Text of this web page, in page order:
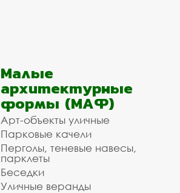
Малые
архитектурные
формы (МАФ)
Арт-объекты уличные
Парковые качели
Перголы, теневые навесы,
парклеты
Беседки
Уличные веранды